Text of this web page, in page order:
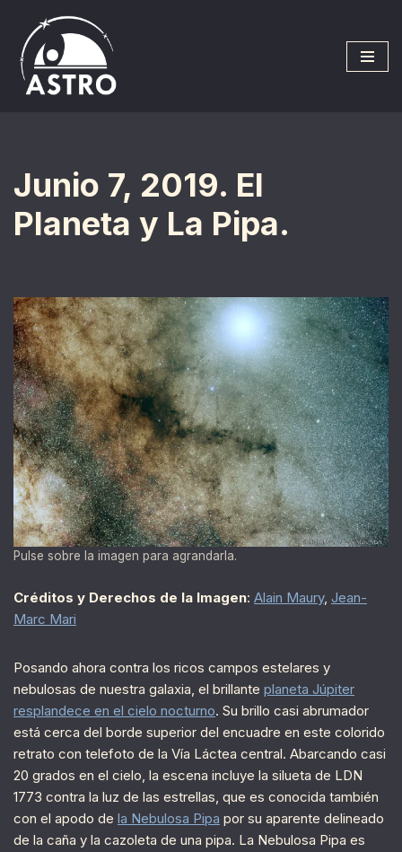
Saltar
al
contenido
Junio 7, 2019. El
Planeta y La Pipa.
Pulse sobre la imagen para agrandarla.
Créditos y Derechos de la Imagen: Alain Maury, Jean-
Marc Mari
Posando ahora contra los ricos campos estelares y
nebulosas de nuestra galaxia, el brillante planeta Júpiter
resplandece en el cielo nocturno. Su brillo casi abrumador
está cerca del borde superior del encuadre en este colorido
retrato con telefoto de la Vía Láctea central. Abarcando casi
20 grados en el cielo, la escena incluye la silueta de LDN
1773 contra la luz de las estrellas, que es conocida también
con el apodo de la Nebulosa Pipa por su aparente delineado
de la caña y la cazoleta de una pipa. La Nebulosa Pipa es